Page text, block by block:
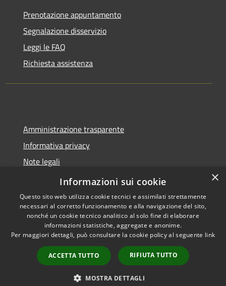
Prenotazione appuntamento
Segnalazione disservizio
Leggi le FAQ
Richiesta assistenza
Amministrazione trasparente
Informativa privacy
Note legali
Dichiarazione di accessibilità
Accessibilità
Copyright © 2026 • Comune di
Molinella • Powered by
Municipium•
Accesso
redazione
×
Informazioni sui cookie
Questo sito web utilizza cookie tecnici e assimilati strettamente
necessari al corretto funzionamento e alla navigazione del sito,
nonché un cookie tecnico analitico al solo fine di elaborare
informazioni statistiche, aggregate e anonime.
Per maggiori dettagli, può consultare la cookie policy al seguente link
ACCETTA TUTTO RIFIUTA TUTTO
MOSTRA DETTAGLI